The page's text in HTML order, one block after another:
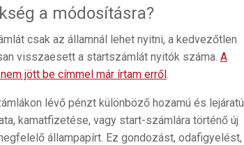
a módosításra?
csak az államnál lehet nyitni, a kedvezőtlen
visszaesett a startszámlát nyitók száma. A
jött be címmel már írtam erről.
lévő pénzt különböző hozamú és lejáratú
kamatfizetése, vagy start-számlára történő új
állampapírt. Ez gondozást, odafigyelést,